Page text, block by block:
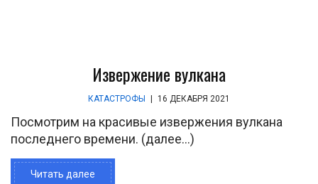
Извержение вулкана
КАТАСТРОФЫ 16 ДЕКАБРЯ 2021
Посмотрим на красивые извержения вулкана
последнего времени. (далее…)
Читать далее